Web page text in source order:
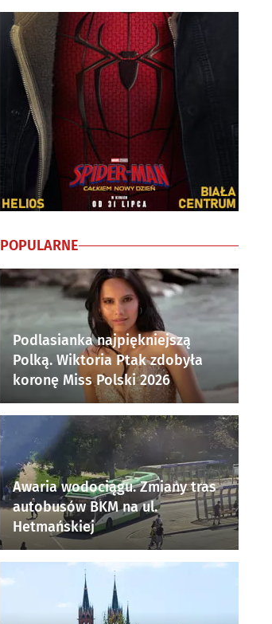
POPULARNE
Podlasianka najpiękniejszą
Polką. Wiktoria Ptak zdobyła
koronę Miss Polski 2026
Awaria wodociągu. Zmiany tras
autobusów BKM na ul.
Hetmańskiej